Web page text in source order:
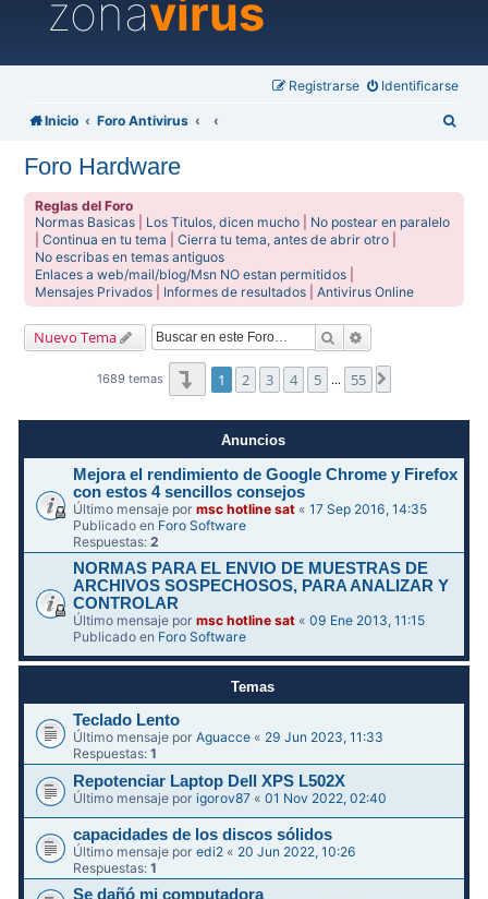
zonavirus
Identificarse
Registrarse
Inicio Foro Antivirus
Foro Hardware
Reglas del Foro
Normas Basicas
Los Titulos, dicen mucho
No postear en paralelo
|Continua en tu tema |Cierra tu tema, antes de abrir otro
No escribas en temas antiguos
Enlaces a web/mail/blog/Msn NO estan permitidos
Mensajes Privados
Informes de resultados |Antivirus Online
Nuevo Tema Buscar
1689 temas Página1de55
1 2 3 4 5 … 55
Anuncios
Mejora el rendimiento de Google Chrome y Firefox
con estos 4 sencillos consejos
Último mensaje pormsc hotline sat «17 Sep 2016, 14:35
Publicado en Foro Software
Respuestas:2
NORMAS PARA EL ENVIO DE MUESTRAS DE
ARCHIVOS SOSPECHOSOS, PARA ANALIZAR Y
CONTROLAR
Último mensaje pormsc hotline sat «09 Ene 2013, 11:15
Publicado en Foro Software
Temas
Teclado Lento
Último mensaje porAguacce « 29 Jun 2023, 11:33
Respuestas:1
Repotenciar Laptop Dell XPS L502X
Último mensaje porigorov87 «01 Nov 2022, 02:40
capacidades de los discos sólidos
Último mensaje poredi2 « 20 Jun 2022, 10:26
Respuestas:1
Se dañó mi computadora